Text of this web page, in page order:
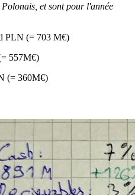
et sont pour l'année
PLN (= 703 M€)
557M€)
(= 360M€)